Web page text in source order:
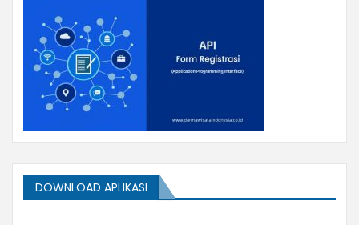
DOWNLOAD APLIKASI